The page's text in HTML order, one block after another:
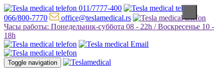
011/7777-400
066/800-7770
office@teslamedical.rs
Часы работы: Понедельник-суббота 08 - 22h / Воскресенье 10 -
18h
Toggle navigation